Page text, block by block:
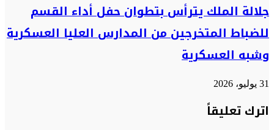
جلالة الملك يترأس بتطوان حفل أداء القسم
للضباط المتخرجين من المدارس العليا العسكرية
وشبه العسكرية
31 يوليو، 2026
اترك تعليقاً